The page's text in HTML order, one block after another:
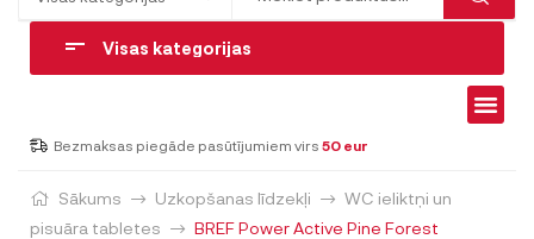
Visas kategorijas
Bezmaksas piegāde pasūtījumiem virs 50 eur
Sākums Uzkopšanas līdzekļi
WC ieliktņi un
pisuāra tabletes
BREF Power Active Pine Forest